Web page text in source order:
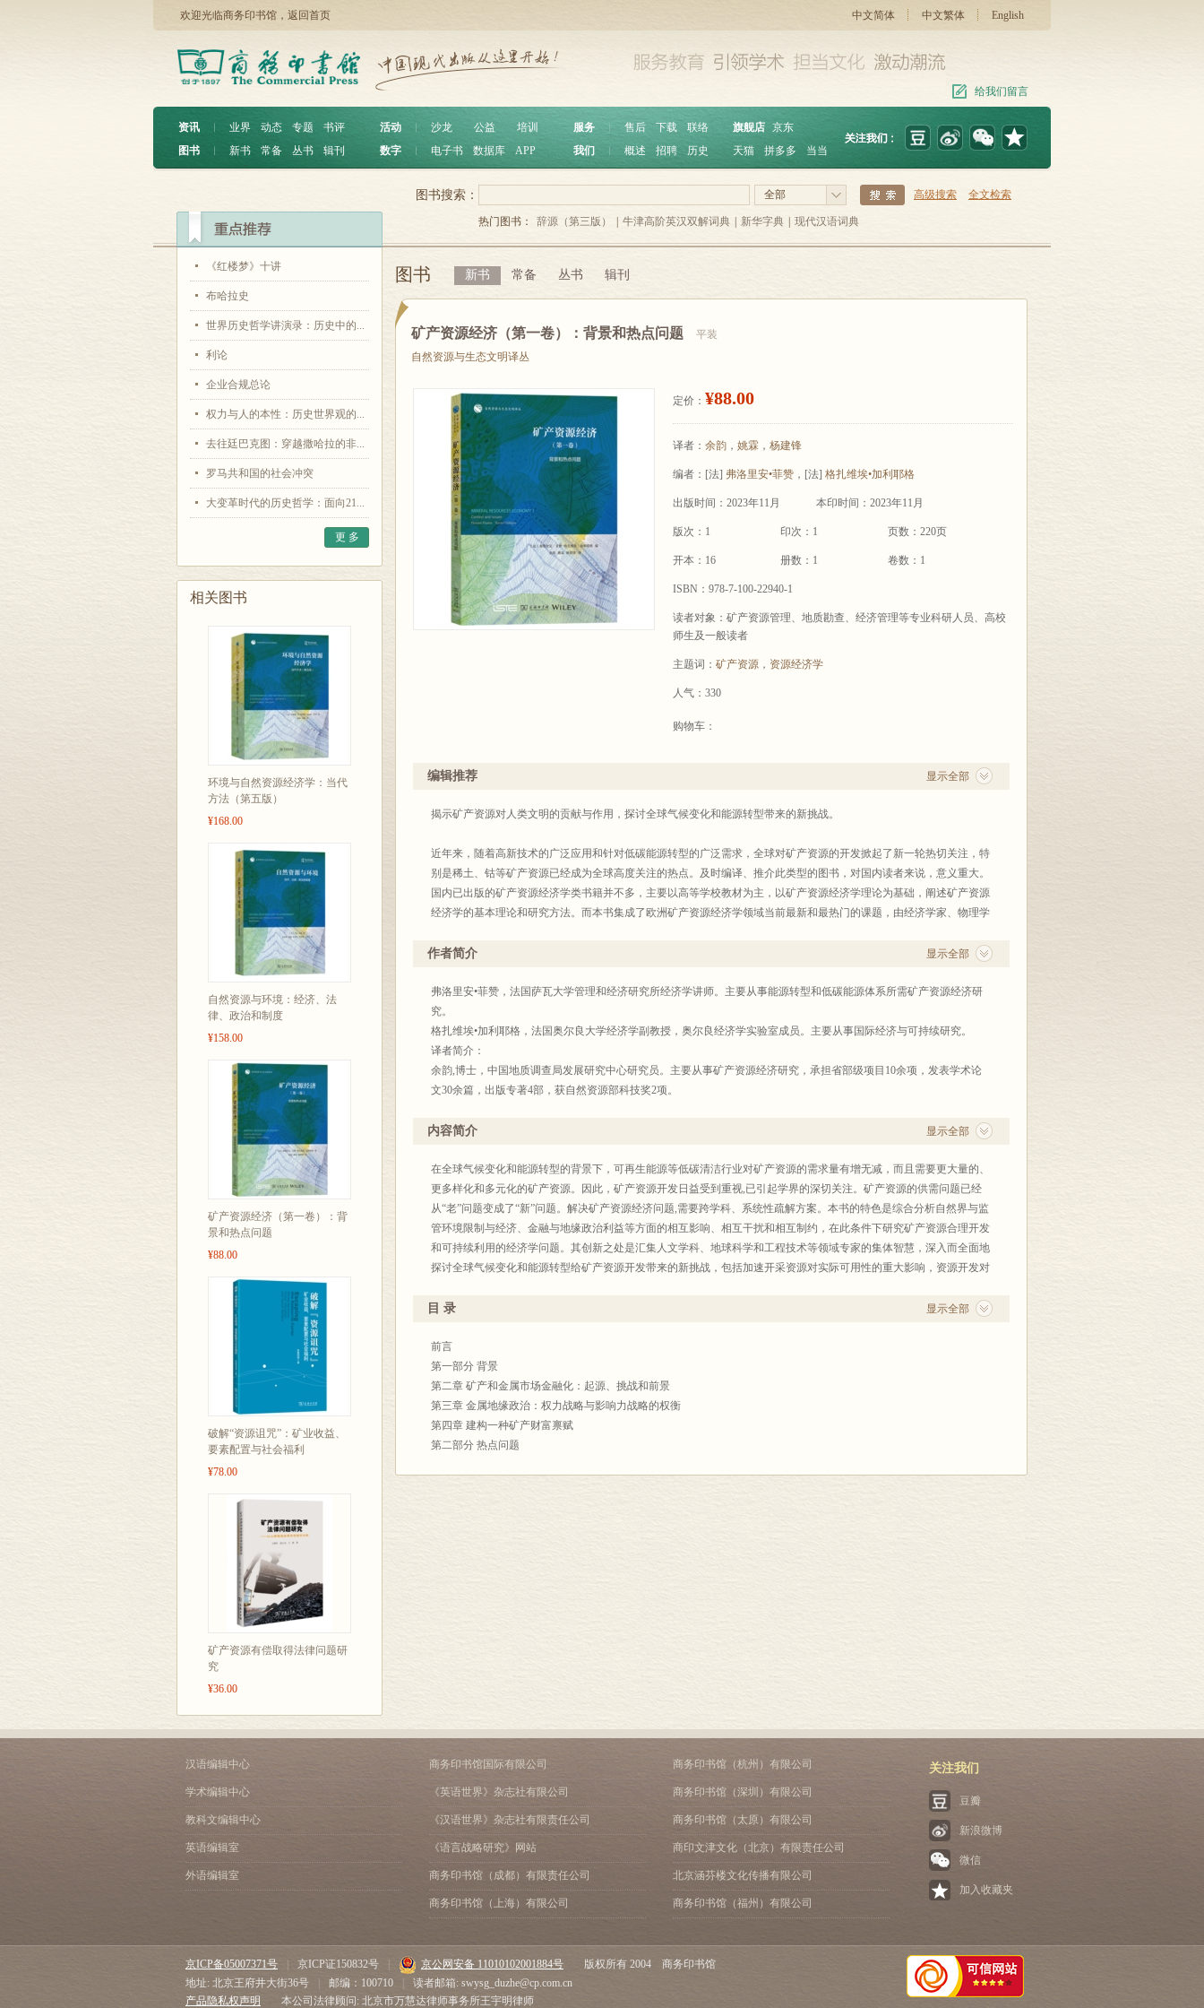
欢迎光临商务印书馆， 返回首页 中文简体 中文繁体 English
给我们留言
资讯 ︱ 业界 动态 专题
书评
图书
︱ 新书 常备 丛书 辑刊
活动 沙龙 公益
培训
数字
电子书 数据库 APP
服务 ︱ 售后 下载
联络
我们
概述 招聘 历史
旗舰店 京东
天猫
拼多多 当当
《红楼梦》十讲
布哈拉史
世界历史哲学讲演录：历史中的...
利论
企业合规总论
权力与人的本性：历史世界观的...
去往廷巴克图：穿越撒哈拉的非...
罗马共和国的社会冲突
大变革时代的历史哲学：面向21...
更 多
相关图书
环境与自然资源经济学：当代
方法（第五版）
¥168.00
自然资源与环境：经济、法
律、政治和制度
¥158.00
矿产资源经济（第一卷）：背
景和热点问题
¥88.00
破解“资源诅咒”：矿业收益、
要素配置与社会福利
¥78.00
矿产资源有偿取得法律问题研
究
¥36.00
全部 高级搜索 全文检索
图书搜索：
热门图书： 辞源（第三版） 牛津高阶英汉双解词典 新华字典 现代汉语词典
图书 新书 常备 丛书 辑刊
矿产资源经济（第一卷）：背景和热点问题
平装
自然资源与生态文明译丛
定价： ¥88.00
译者： 余韵 ， 姚霖 ， 杨建锋
编者： [法] 弗洛里安•菲赞 ，[法] 格扎维埃•加利耶格
出版时间：2023年11月 本印时间：2023年11月
版次：1 印次：1 页数：220页
开本：16 册数：1 卷数：1
ISBN：978-7-100-22940-1
读者对象：矿产资源管理、地质勘查、经济管理等专业科研人员、高校
师生及一般读者
主题词： 矿产资源 ， 资源经济学
人气：330
购物车：
显示全部
编辑推荐
揭示矿产资源对人类文明的贡献与作用，探讨全球气候变化和能源转型带来的新挑战。
近年来，随着高新技术的广泛应用和针对低碳能源转型的广泛需求，全球对矿产资源的开发掀起了新一轮热切关注，特
别是稀土、钴等矿产资源已经成为全球高度关注的热点。及时编译、推介此类型的图书，对国内读者来说，意义重大。
国内已出版的矿产资源经济学类书籍并不多，主要以高等学校教材为主，以矿产资源经济学理论为基础，阐述矿产资源
经济学的基本理论和研究方法。而本书集成了欧洲矿产资源经济学领域当前最新和最热门的课题，由经济学家、物理学
学校经济、管理、地质、采矿、经贸等专业的教材和教学参考书，矿产资源管理、地质勘查以及金融等行业的学习和培
显示全部
作者简介
弗洛里安•菲赞，法国萨瓦大学管理和经济研究所经济学讲师。主要从事能源转型和低碳能源体系所需矿产资源经济研
究。
格扎维埃•加利耶格，法国奥尔良大学经济学副教授，奥尔良经济学实验室成员。主要从事国际经济与可持续研究。
译者简介：
余韵,博士，中国地质调查局发展研究中心研究员。主要从事矿产资源经济研究，承担省部级项目10余项，发表学术论
文30余篇，出版专著4部，获自然资源部科技奖2项。
作9部，发表论文49篇，获省部级领导肯定性批示17次。
项目10余项，发表学术论文30余篇，出版专著4部。
显示全部
内容简介
在全球气候变化和能源转型的背景下，可再生能源等低碳清洁行业对矿产资源的需求量有增无减，而且需要更大量的、
更多样化和多元化的矿产资源。因此，矿产资源开发日益受到重视,已引起学界的深切关注。矿产资源的供需问题已经
从“老”问题变成了“新”问题。解决矿产资源经济问题,需要跨学科、系统性疏解方案。本书的特色是综合分析自然界与监
管环境限制与经济、金融与地缘政治利益等方面的相互影响、相互干扰和相互制约，在此条件下研究矿产资源合理开发
和可持续利用的经济学问题。其创新之处是汇集人文学科、地球科学和工程技术等领域专家的集体智慧，深入而全面地
探讨全球气候变化和能源转型给矿产资源开发带来的新挑战，包括加速开采资源对实际可用性的重大影响，资源开发对
显示全部
目 录
前言
第一部分 背景
第二章 矿产和金属市场金融化：起源、挑战和前景
第三章 金属地缘政治：权力战略与影响力战略的权衡
第四章 建构一种矿产财富禀赋
第二部分 热点问题
汉语编辑中心
学术编辑中心
教科文编辑中心
英语编辑室
外语编辑室
商务印书馆国际有限公司
《英语世界》杂志社有限公司
《汉语世界》杂志社有限责任公司
《语言战略研究》网站
商务印书馆（成都）有限责任公司
商务印书馆（上海）有限公司
商务印书馆（杭州）有限公司
商务印书馆（深圳）有限公司
商务印书馆（太原）有限公司
商印文津文化（北京）有限责任公司
北京涵芬楼文化传播有限公司
商务印书馆（福州）有限公司
关注我们
豆瓣
新浪微博
微信
加入收藏夹
京ICP备05007371号 京ICP证150832号 京公网安备 11010102001884号
版权所有 2004 商务印书馆
地址: 北京王府井大街36号
邮编：100710
读者邮箱: swysg_duzhe@cp.com.cn
产品隐私权声明
本公司法律顾问: 北京市万慧达律师事务所王宇明律师